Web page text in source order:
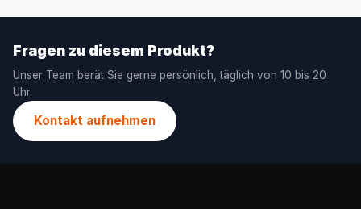
Fragen zu diesem Produkt?
Unser Team berät Sie gerne persönlich, täglich von 10 bis 20
Uhr.
Kontakt aufnehmen